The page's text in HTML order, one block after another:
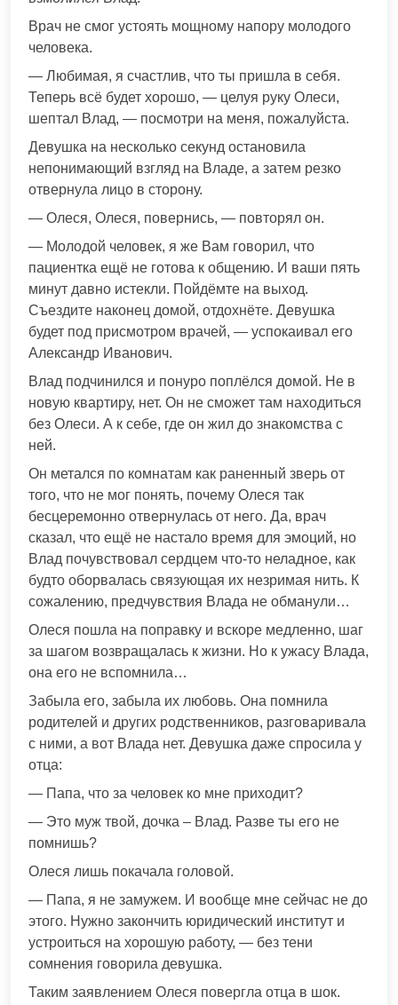
Врач не смог устоять мощному напору молодого
человека.
— Любимая, я счастлив, что ты пришла в себя.
Теперь всё будет хорошо, — целуя руку Олеси,
шептал Влад, — посмотри на меня, пожалуйста.
Девушка на несколько секунд остановила
непонимающий взгляд на Владе, а затем резко
отвернула лицо в сторону.
— Олеся, Олеся, повернись, — повторял он.
— Молодой человек, я же Вам говорил, что
пациентка ещё не готова к общению. И ваши пять
минут давно истекли. Пойдёмте на выход.
Съездите наконец домой, отдохнёте. Девушка
будет под присмотром врачей, — успокаивал его
Александр Иванович.
Влад подчинился и понуро поплёлся домой. Не в
новую квартиру, нет. Он не сможет там находиться
без Олеси. А к себе, где он жил до знакомства с
ней.
Он метался по комнатам как раненный зверь от
того, что не мог понять, почему Олеся так
бесцеремонно отвернулась от него. Да, врач
сказал, что ещё не настало время для эмоций, но
Влад почувствовал сердцем что-то неладное, как
будто оборвалась связующая их незримая нить. К
сожалению, предчувствия Влада не обманули…
Олеся пошла на поправку и вскоре медленно, шаг
за шагом возвращалась к жизни. Но к ужасу Влада,
она его не вспомнила…
Забыла его, забыла их любовь. Она помнила
родителей и других родственников, разговаривала
с ними, а вот Влада нет. Девушка даже спросила у
отца:
— Папа, что за человек ко мне приходит?
— Это муж твой, дочка – Влад. Разве ты его не
помнишь?
Олеся лишь покачала головой.
— Папа, я не замужем. И вообще мне сейчас не до
этого. Нужно закончить юридический институт и
устроиться на хорошую работу, — без тени
сомнения говорила девушка.
Таким заявлением Олеся повергла отца в шок.